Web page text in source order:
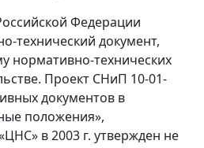
Федерации
технический документ,
нормативно-технических
Проект СНиП 10-01-
документов в
положения»,
в 2003 г. утвержден не